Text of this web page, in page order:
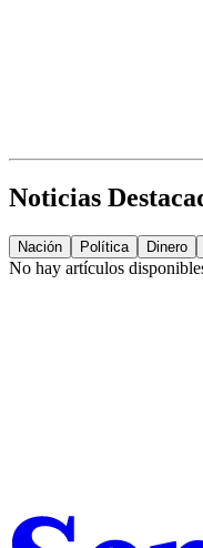
Noticias
Nación Política Dinero
No hay artículos